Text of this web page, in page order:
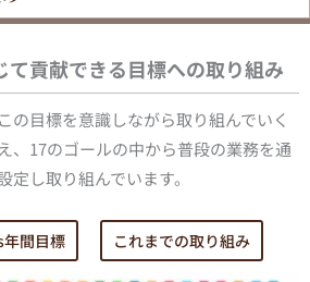
て貢献できる目標への取り組み
の目標を意識しながら取り組んでいく
、17のゴールの中から普段の業務を通
定し取り組んでいます。
間目標 これまでの取り組み